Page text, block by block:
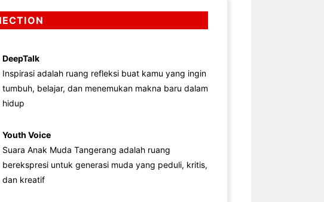
DeepTalk
Inspirasi adalah ruang refleksi buat kamu yang ingin
tumbuh, belajar, dan menemukan makna baru dalam
hidup
Youth Voice
Suara Anak Muda Tangerang adalah ruang
berekspresi untuk generasi muda yang peduli, kritis,
dan kreatif